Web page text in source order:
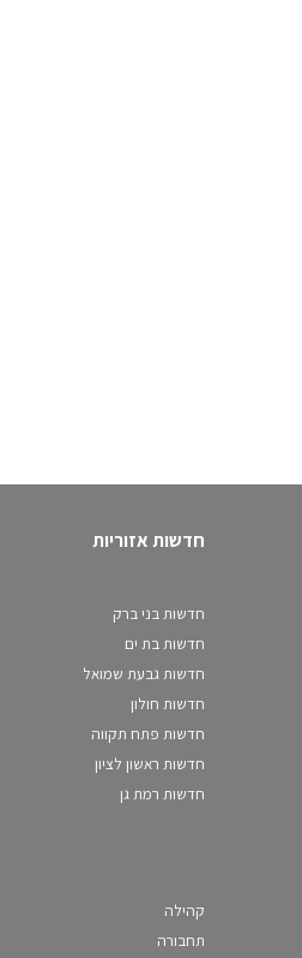
חדשות אזוריות
חדשות בני ברק
חדשות בת ים
חדשות גבעת שמואל
חדשות חולון
חדשות פתח תקווה
חדשות ראשון לציון
חדשות רמת גן
קהילה
תחבורה